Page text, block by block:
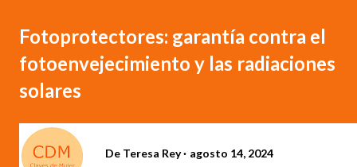
Fotoprotectores: garantía contra el
fotoenvejecimiento y las radiaciones
solares
De Teresa Rey agosto 14, 2024